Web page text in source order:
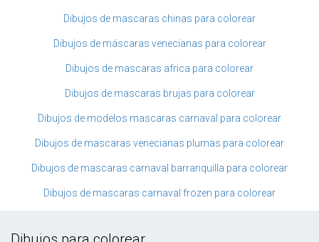
Dibujos de mascaras chinas para colorear
Dibujos de máscaras venecianas para colorear
Dibujos de mascaras africa para colorear
Dibujos de mascaras brujas para colorear
Dibujos de modelos mascaras carnaval para colorear
Dibujos de mascaras venecianas plumas para colorear
Dibujos de mascaras carnaval barranquilla para colorear
Dibujos de mascaras carnaval frozen para colorear